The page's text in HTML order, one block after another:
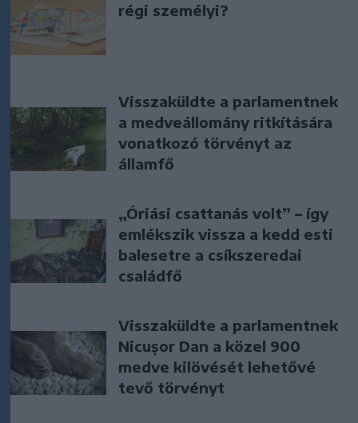
régi személyi?
Visszaküldte a parlamentnek
a medveállomány ritkítására
vonatkozó törvényt az
államfő
„Óriási csattanás volt” – így
emlékszik vissza a kedd esti
balesetre a csíkszeredai
családfő
Visszaküldte a parlamentnek
Nicușor Dan a közel 900
medve kilövését lehetővé
tevő törvényt